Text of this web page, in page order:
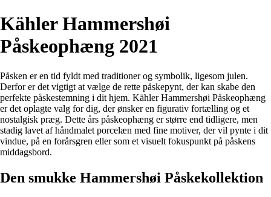
Kähler Hammershøi
Påskeophæng 2021
Påsken er en tid fyldt med traditioner og symbolik, ligesom julen.
Derfor er det vigtigt at vælge de rette påskepynt, der kan skabe den
perfekte påskestemning i dit hjem. Kähler Hammershøi Påskeophæng
er det oplagte valg for dig, der ønsker en figurativ fortælling og et
nostalgisk præg. Dette års påskeophæng er større end tidligere, men
stadig lavet af håndmalet porcelæn med fine motiver, der vil pynte i dit
vindue, på en forårsgren eller som et visuelt fokuspunkt på påskens
middagsbord.
Den smukke Hammershøi Påskekollektion